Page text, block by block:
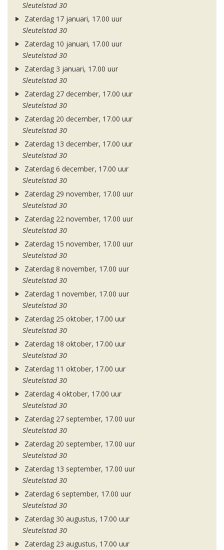
Sleutelstad 30
Zaterdag 17 januari, 17.00 uur
Sleutelstad 30
Zaterdag 10 januari, 17.00 uur
Sleutelstad 30
Zaterdag 3 januari, 17.00 uur
Sleutelstad 30
Zaterdag 27 december, 17.00 uur
Sleutelstad 30
Zaterdag 20 december, 17.00 uur
Sleutelstad 30
Zaterdag 13 december, 17.00 uur
Sleutelstad 30
Zaterdag 6 december, 17.00 uur
Sleutelstad 30
Zaterdag 29 november, 17.00 uur
Sleutelstad 30
Zaterdag 22 november, 17.00 uur
Sleutelstad 30
Zaterdag 15 november, 17.00 uur
Sleutelstad 30
Zaterdag 8 november, 17.00 uur
Sleutelstad 30
Zaterdag 1 november, 17.00 uur
Sleutelstad 30
Zaterdag 25 oktober, 17.00 uur
Sleutelstad 30
Zaterdag 18 oktober, 17.00 uur
Sleutelstad 30
Zaterdag 11 oktober, 17.00 uur
Sleutelstad 30
Zaterdag 4 oktober, 17.00 uur
Sleutelstad 30
Zaterdag 27 september, 17.00 uur
Sleutelstad 30
Zaterdag 20 september, 17.00 uur
Sleutelstad 30
Zaterdag 13 september, 17.00 uur
Sleutelstad 30
Zaterdag 6 september, 17.00 uur
Sleutelstad 30
Zaterdag 30 augustus, 17.00 uur
Sleutelstad 30
Zaterdag 23 augustus, 17.00 uur